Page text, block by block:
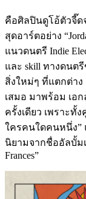
คือศิลปินดูโอ้ตัวจี๊ด
สุดอาร์ตอย่าง
แนวดนตรี Indie
และ skill ทางดนต
สิ่งใหม่ๆ ที่แตกต่า
เสมอ มาพร้อม เอ
ครั้งเดียว เพราะทั้ง
ใครคนใดคนหนึ่ง”
นิยามจากชื่ออัลบั้มเ
Frances”